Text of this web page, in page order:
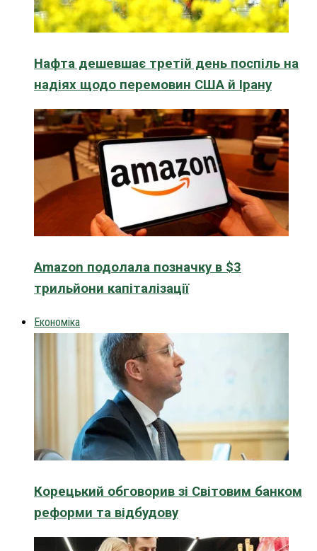
Нафта дешевшає третій день поспіль на
надіях щодо перемовин США й Ірану
Amazon подолала позначку в $3
трильйони капіталізації
Економіка
Корецький обговорив зі Світовим банком
реформи та відбудову